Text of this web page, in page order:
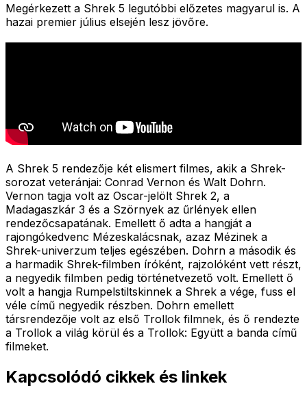
Megérkezett a Shrek 5 legutóbbi előzetes magyarul is. A
hazai premier július elsején lesz jövőre.
A Shrek 5 rendezője két elismert filmes, akik a Shrek-
sorozat veteránjai: Conrad Vernon és Walt Dohrn.
Vernon tagja volt az Oscar-jelölt Shrek 2, a
Madagaszkár 3 és a Szörnyek az űrlények ellen
rendezőcsapatának. Emellett ő adta a hangját a
rajongókedvenc Mézeskalácsnak, azaz Mézinek a
Shrek-univerzum teljes egészében. Dohrn a második és
a harmadik Shrek-filmben íróként, rajzolóként vett részt,
a negyedik filmben pedig történetvezető volt. Emellett ő
volt a hangja Rumpelstiltskinnek a Shrek a vége, fuss el
véle című negyedik részben. Dohrn emellett
társrendezője volt az első Trollok filmnek, és ő rendezte
a Trollok a világ körül és a Trollok: Együtt a banda című
filmeket.
Kapcsolódó cikkek és linkek